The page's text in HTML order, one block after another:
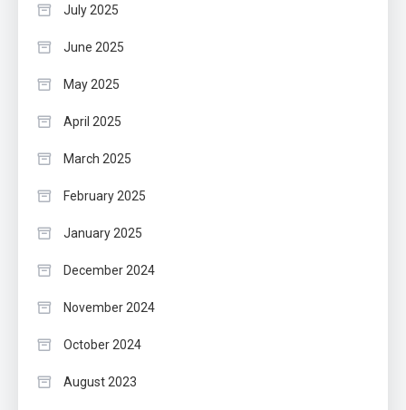
July 2025
June 2025
May 2025
April 2025
March 2025
February 2025
January 2025
December 2024
November 2024
October 2024
August 2023